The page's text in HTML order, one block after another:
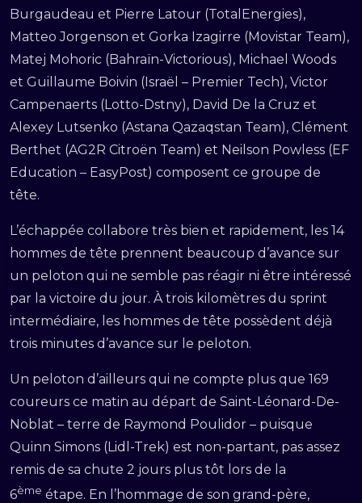
Burgaudeau et Pierre Latour (TotalEnergies),
Matteo Jorgenson et Gorka Izagirre (Movistar Team),
Matej Mohoric (Bahraïn-Victorious), Michael Woods
et Guillaume Boivin (Israël – Premier Tech), Victor
Campenaerts (Lotto-Dstny), David De la Cruz et
Alexey Lutsenko (Astana Qazaqstan Team), Clément
Berthet (AG2R Citroën Team) et Neilson Powless (EF
Education – EasyPost) composent ce groupe de
tête.
L’échappée collabore très bien et rapidement, les 14
hommes de tête prennent beaucoup d’avance sur
un peloton qui ne semble pas réagir ni être intéressé
par la victoire du jour. À trois kilomètres du sprint
intermédiaire, les hommes de tête possèdent déjà
trois minutes d’avance sur le peloton.
Un peloton d’ailleurs qui ne compte plus que 169
coureurs ce matin au départ de Saint-Léonard-De-
Noblat – terre de Raymond Poulidor – puisque
Quinn Simons (Lidl-Trek) est non-partant, pas assez
remis de sa chute 2 jours plus tôt lors de la
6ème étape. En l’hommage de son grand-père,